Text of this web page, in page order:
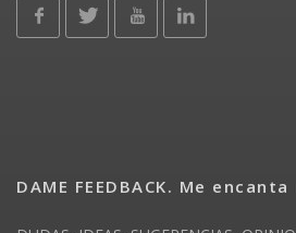
DAME FEEDBACK. Me